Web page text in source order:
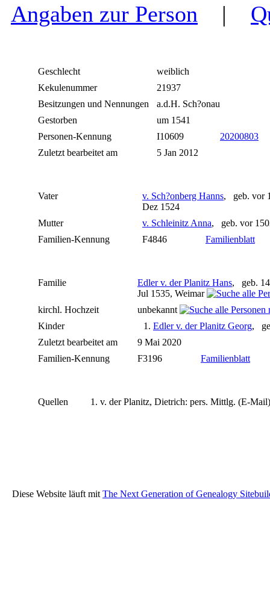
Angaben zur Person |
Geschlecht
weiblich
Kekulenummer
21937
Besitzungen und Nennungen
a.d.H. Sch?onau
Gestorben
um 1541
Personen-Kennung
I10609
20200803
Zuletzt bearbeitet am
5 Jan 2012
Vater v. Sch?onberg Hanns, geb. vor
Dez 1524
Mutter
v. Schleinitz Anna, geb. vor
Familien-Kennung
F4846 Familienblatt
Familie Edler v. der Planitz Hans, geb.
Jul 1535, Weimar
kirchl. Hochzeit
unbekannt
Kinder
1. Edler v. der Planitz Georg,
Zuletzt bearbeitet am
9 Mai 2020
Familien-Kennung
F3196 Familienblatt
Quellen v. der Planitz, Dietrich: pers. Mittlg. (E-
Diese Website läuft mit The Next Generation of Genealogy